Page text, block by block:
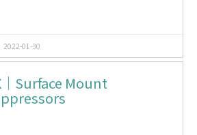
2022-01-30
｜Surface Mount